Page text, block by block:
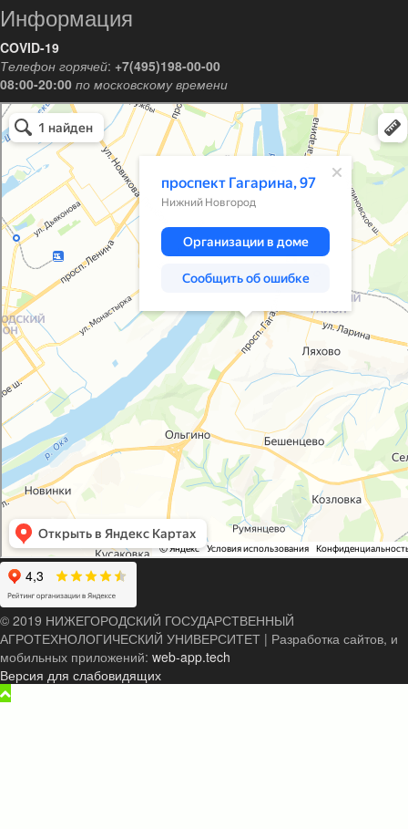
Информация
COVID-19
Телефон горячей: +7(495)198-00-00
08:00-20:00 по московскому времени
© 2019 НИЖЕГОРОДСКИЙ ГОСУДАРСТВЕННЫЙ
АГРОТЕХНОЛОГИЧЕСКИЙ УНИВЕРСИТЕТ | Разработка сайтов, и
мобильных приложений: web-app.tech
Версия для слабовидящих